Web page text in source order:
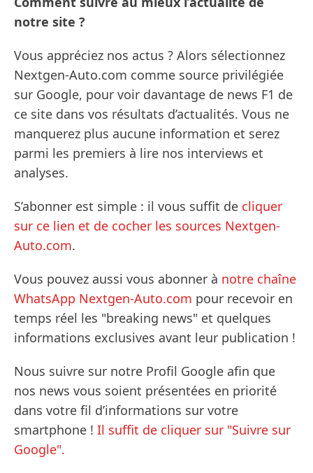
notre site ?
Vous appréciez nos actus ? Alors sélectionnez
Nextgen-Auto.com comme source privilégiée
sur Google, pour voir davantage de news F1 de
ce site dans vos résultats d’actualités. Vous ne
manquerez plus aucune information et serez
parmi les premiers à lire nos interviews et
analyses.
S’abonner est simple : il vous suffit de cliquer
sur ce lien et de cocher les sources Nextgen-
Auto.com.
Vous pouvez aussi vous abonner à notre chaîne
WhatsApp Nextgen-Auto.com pour recevoir en
temps réel les "breaking news" et quelques
informations exclusives avant leur publication !
Nous suivre sur notre Profil Google afin que
nos news vous soient présentées en priorité
dans votre fil d’informations sur votre
smartphone ! Il suffit de cliquer sur "Suivre sur
Google".